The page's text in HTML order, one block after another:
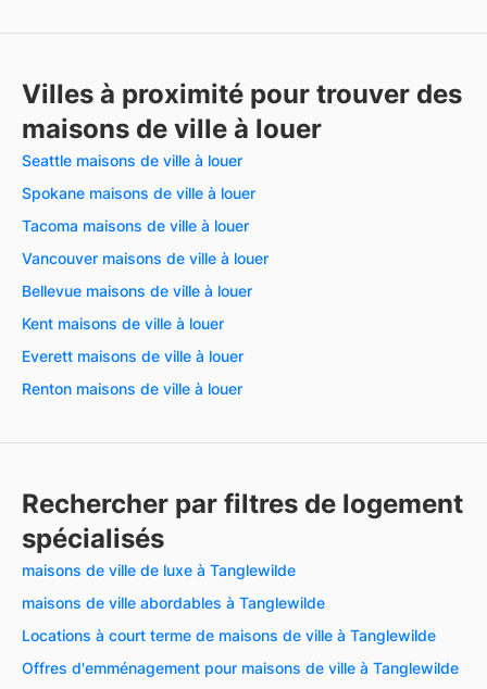
Villes à proximité pour trouver des
maisons de ville à louer
Seattle maisons de ville à louer
Spokane maisons de ville à louer
Tacoma maisons de ville à louer
Vancouver maisons de ville à louer
Bellevue maisons de ville à louer
Kent maisons de ville à louer
Everett maisons de ville à louer
Renton maisons de ville à louer
Rechercher par filtres de logement
spécialisés
maisons de ville de luxe à Tanglewilde
maisons de ville abordables à Tanglewilde
Locations à court terme de maisons de ville à Tanglewilde
Offres d'emménagement pour maisons de ville à Tanglewilde